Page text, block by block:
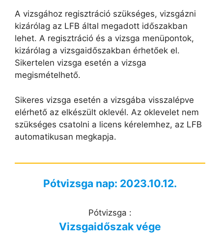
A vizsgához regisztráció szükséges, vizsgázni
kizárólag az LFB által megadott időszakban
lehet. A regisztráció és a vizsga menüpontok,
kizárólag a vizsgaidőszakban érhetőek el.
Sikertelen vizsga esetén a vizsga
megismételhető.
Sikeres vizsga esetén a vizsgába visszalépve
elérhető az elkészült oklevél. Az oklevelet nem
szükséges csatolni a licens kérelemhez, az LFB
automatikusan megkapja.
Pótvizsga nap: 2023.10.12.
Pótvizsga :
Vizsgaidőszak vége